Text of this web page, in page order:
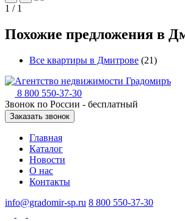
1 / 1
Похожие предложения в
Все квартиры в Дмитрове (21)
8 800 550-37-30
Звонок по России - бесплатный
Заказать звонок
Главная
Каталог
Новости
О нас
Контакты
info@gradomir-sp.ru 8 800 550-37-30